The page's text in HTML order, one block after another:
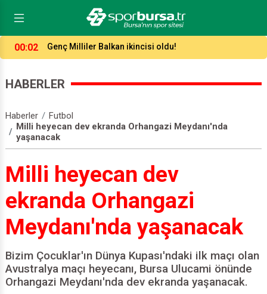
23:52 Antalya’da 7 gollü düello!
HABERLER
Haberler
Futbol
Milli heyecan dev ekranda Orhangazi Meydanı'nda
yaşanacak
Milli heyecan dev
ekranda Orhangazi
Meydanı'nda yaşanacak
Bizim Çocuklar'ın Dünya Kupası'ndaki ilk maçı olan
Avustralya maçı heyecanı, Bursa Ulucami önünde
Orhangazi Meydanı'nda dev ekranda yaşanacak.